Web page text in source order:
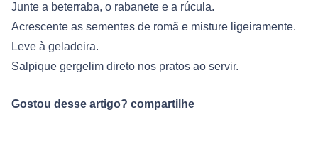
Junte a beterraba, o rabanete e a rúcula.
Acrescente as sementes de romã e misture ligeiramente.
Leve à geladeira.
Salpique gergelim direto nos pratos ao servir.
Gostou desse artigo? compartilhe